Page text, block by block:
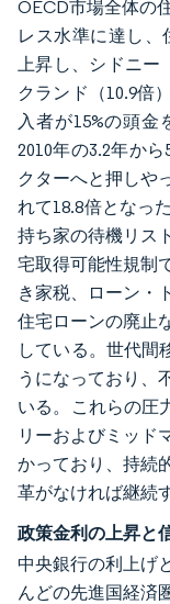
OECD市場全体の
レス水準に達し、
上昇し、シドニー
クランド（10.9倍
入者が15%の頭
2010年の3.2年か
クターへと押しや
れて18.8倍となっ
持ち家の待機リス
宅取得可能性規制
き家税、ローン・
住宅ローンの廃止
している。世代間
うになっており、
いる。これらの圧
リーおよびミッド
かっており、持続
革がなければ継続
政策金利の上昇と
中央銀行の利上げ
んどの先進国経済